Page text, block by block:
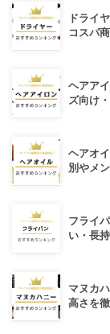
ドライ
コスパ商
ヘアア
ズ向け
ヘアオ
別やメ
フライ
い・長
マヌカ
高さを